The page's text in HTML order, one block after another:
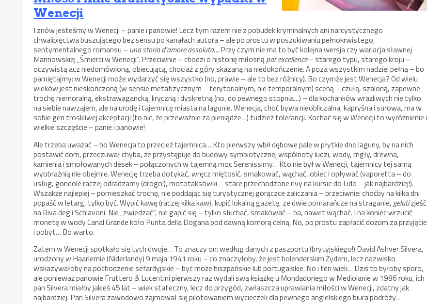
Wenecji
I znów jesteśmy w Wenecji – panie i panowie! Lecz tym razem nie z pobudek kryminalnych ani narcystycznego
chwalipięctwa buszującego bez sensu po kanałach autora – ale po prostu w poszukiwaniu pełnokrwistego,
sentymentalnego romansu – una storia d’amore assoluta… Przy czym nie ma to być kolejna wersja czy wariacja sławnej
Mannowskiej „Śmierci w Wenecji”. Przeciwnie – chodzi o historię miłosnąpar excellence– starego typu, starego kroju –
oczywistą acz niedomówioną, obiecującą, chociaż z góry skazaną na niedokończenie. A poza wszystkim nadziei pełną – bo
pamiętajmy: w Wenecji może wydarzyć się wszystko (no, prawie – ale to bez różnicy). Bo czymże jest Wenecja? Od wielu
wieków jest nieskończoną (w sensie metafizycznym – terytorialnym, nie temporalnym) sceną – czułą, szaloną, zapewne
trochę niemoralną, ekstrawagancką, liryczną i dyskretną (no, do pewnego stopnia…) – dla kochanków wrażliwych nie tylko
na siebie nawzajem, ale na urodę i tajemnicę miasta na lagunie. Wenecja, choć bywa nieobliczalna, kapryśna i surowa, ma w
sobie gen troskliwej akceptacji (to nic, że przeważnie za pieniądze…) tudzież tolerancji. Kochać się w Wenecji to wyróżnienie i
wielkie szczęście – panie i panowie!
Ale trzeba uważać – bo Wenecja to przecież tajemnica… Kto pierwszy wbił dębowe pale w płytkie dno laguny, by na nich
postawić dom, przeczuwał chyba, że przystępuje do budowy symbiotycznej wspólnoty ludzi, wody, mgły, drewna,
kamienia i smołowanych desek – połączonych w tajemną moc Serenissimy… Kto nie był w Wenecji, tajemnicy tej samą
wyobraźnią nie obejmie. Wenecję trzeba dotykać, wręcz miętosić, smakować, wąchać, obiec i opływać (vaporetta – do
usług, gondole raczej odradzamy (drogo!), mototaksówki – stare przechodzone rivy na kursie do Lido – jak najbardziej!).
Wszakże najlepiej – pomieszkać trochę, nie poddając się turystycznej gorączce zaliczania – przeciwnie: choćby na kilka dni
popaść w letarg, tylko być. Wypić kawę (raczej kilka kaw), kupić lokalną gazetę, ze dwie pomarańcze na straganie, gelatizjeść
na Riva degli Schiavoni. Nie „zwiedzać”, nie gapić się – tylko słuchać, smakować – ba, nawet wąchać. I na koniec wrzucić
monetę w wody Canal Grande koło Punta della Dogana pod dawną komorą celną. No, po prostu zapłacić dożom za przyjęcie
i pobyt… Bo warto.
Zatem w Wenecji spotkało się tych dwoje… To znaczy on: według danych z paszportu (brytyjskiego!) David Ashver Silvera,
urodzony w Haarlemie (Niderlandy) 9 maja 1941 roku – co znaczyłoby, że jest holenderskim Żydem, lecz nazwisko
wskazywałoby na pochodzenie sefardyjskie – być może hiszpańskie lub portugalskie. No i ten wiek… Dziś to byłoby sporo,
ale ponieważ panowie Fruttero & Lucentini pierwszy raz wydali swą książkę u Mondadoriego w Mediolanie w 1986 roku, ich
pan Silvera miałby jakieś 45 lat – wiek stateczny, lecz do przygód, zwłaszcza uprawiania miłości w Wenecji, zdatny jak
najbardziej. Pan Silvera zawodowo zajmował się pilotowaniem wycieczek dla pewnego angielskiego biura podróży…